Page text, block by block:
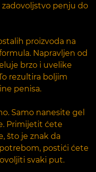
zadovoljstvo penju do
proizvoda na
Napravljen od
brzo i uvelike
rezultira boljim
penisa.
Samo nanesite gel
Primijetit ćete
što je znak da
postići ćete
svaki put.